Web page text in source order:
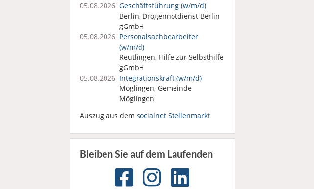
05.08.2026 Geschäftsführung (w/m/d)
Berlin, Drogennotdienst Berlin
gGmbH
05.08.2026 Personalsach­bearbeiter
(w/m/d)
Reutlingen, Hilfe zur Selbsthilfe
gGmbH
05.08.2026 Integrationskraft (w/m/d)
Möglingen, Gemeinde
Möglingen
Auszug aus dem socialnet Stellenmarkt
Bleiben Sie auf dem Laufenden